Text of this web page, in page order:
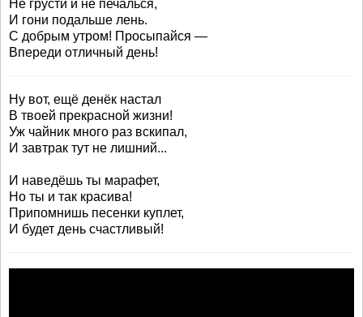
Не грусти и не печалься,
И гони подальше лень.
С добрым утром! Просыпайся —
Впереди отличный день!
Ну вот, ещё денёк настал
В твоей прекрасной жизни!
Уж чайник много раз вскипал,
И завтрак тут не лишний...
И наведёшь ты марафет,
Но ты и так красива!
Припомнишь песенки куплет,
И будет день счастливый!